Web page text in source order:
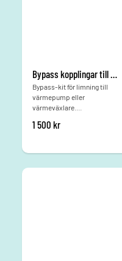
Bypass kopplingar till värmepump (klämringskoppling)
Bypass-kit för limning till
värmepump eller
värmeväxlare.
1 500 kr